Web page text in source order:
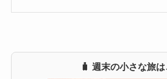
🧳 週末の小さな旅